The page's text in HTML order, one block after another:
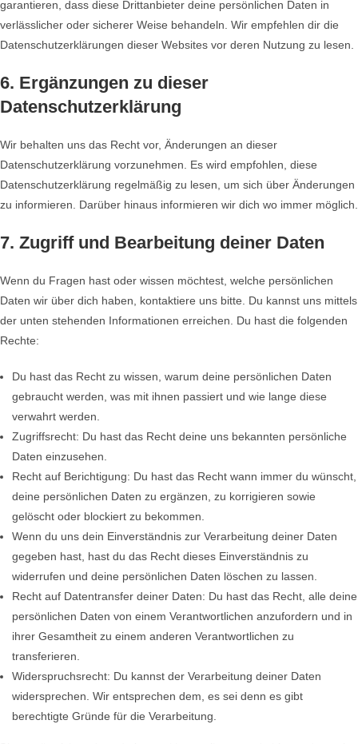
garantieren, dass diese Drittanbieter deine persönlichen Daten in
verlässlicher oder sicherer Weise behandeln. Wir empfehlen dir die
Datenschutzerklärungen dieser Websites vor deren Nutzung zu lesen.
6. Ergänzungen zu dieser
Datenschutzerklärung
Wir behalten uns das Recht vor, Änderungen an dieser
Datenschutzerklärung vorzunehmen. Es wird empfohlen, diese
Datenschutzerklärung regelmäßig zu lesen, um sich über Änderungen
zu informieren. Darüber hinaus informieren wir dich wo immer möglich.
7. Zugriff und Bearbeitung deiner Daten
Wenn du Fragen hast oder wissen möchtest, welche persönlichen
Daten wir über dich haben, kontaktiere uns bitte. Du kannst uns mittels
der unten stehenden Informationen erreichen. Du hast die folgenden
Rechte:
Du hast das Recht zu wissen, warum deine persönlichen Daten
gebraucht werden, was mit ihnen passiert und wie lange diese
verwahrt werden.
Zugriffsrecht: Du hast das Recht deine uns bekannten persönliche
Daten einzusehen.
Recht auf Berichtigung: Du hast das Recht wann immer du wünscht,
deine persönlichen Daten zu ergänzen, zu korrigieren sowie
gelöscht oder blockiert zu bekommen.
Wenn du uns dein Einverständnis zur Verarbeitung deiner Daten
gegeben hast, hast du das Recht dieses Einverständnis zu
widerrufen und deine persönlichen Daten löschen zu lassen.
Recht auf Datentransfer deiner Daten: Du hast das Recht, alle deine
persönlichen Daten von einem Verantwortlichen anzufordern und in
ihrer Gesamtheit zu einem anderen Verantwortlichen zu
transferieren.
Widerspruchsrecht: Du kannst der Verarbeitung deiner Daten
widersprechen. Wir entsprechen dem, es sei denn es gibt
berechtigte Gründe für die Verarbeitung.